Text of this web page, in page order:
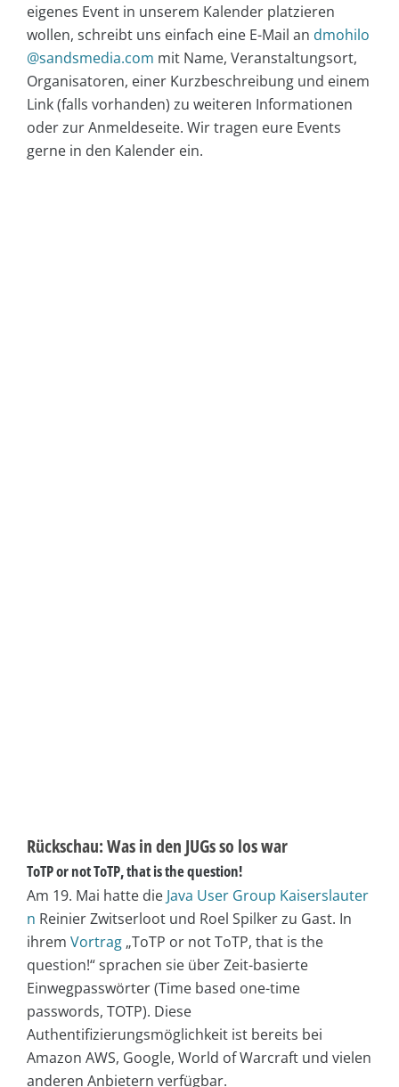
eigenes Event in unserem Kalender platzieren
wollen, schreibt uns einfach eine E-Mail an dmohilo
@sandsmedia.com mit Name, Veranstaltungsort,
Organisatoren, einer Kurzbeschreibung und einem
Link (falls vorhanden) zu weiteren Informationen
oder zur Anmeldeseite. Wir tragen eure Events
gerne in den Kalender ein.
Rückschau: Was in den JUGs so los war
ToTP or not ToTP, that is the question!
Am 19. Mai hatte die Java User Group Kaiserslauter
n Reinier Zwitserloot und Roel Spilker zu Gast. In
ihrem Vortrag „ToTP or not ToTP, that is the
question!“ sprachen sie über Zeit-basierte
Einwegpasswörter (Time based one-time
passwords, TOTP). Diese
Authentifizierungsmöglichkeit ist bereits bei
Amazon AWS, Google, World of Warcraft und vielen
anderen Anbietern verfügbar.